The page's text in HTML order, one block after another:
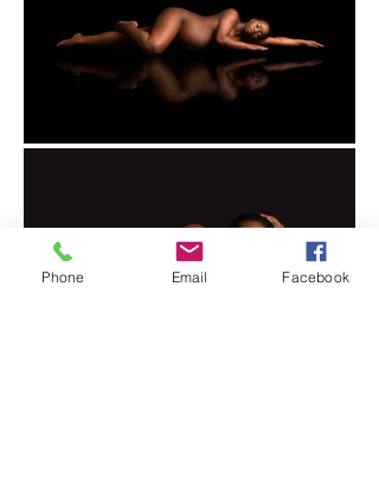
Phone Email Facebook